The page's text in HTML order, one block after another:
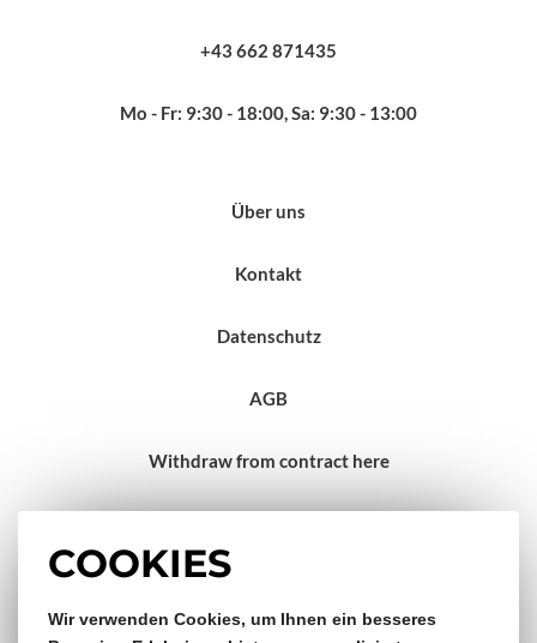
COOKIES
Wir verwenden Cookies, um Ihnen ein besseres
+43 662 871435
Mo - Fr: 9:30 - 18:00, Sa: 9:30 - 13:00
Über uns
Kontakt
Datenschutz
AGB
Withdraw from contract here
Gratis Versand & Rückversand